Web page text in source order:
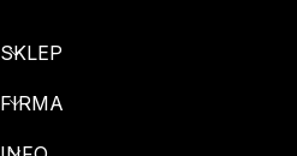
SKLEP
FIRMA